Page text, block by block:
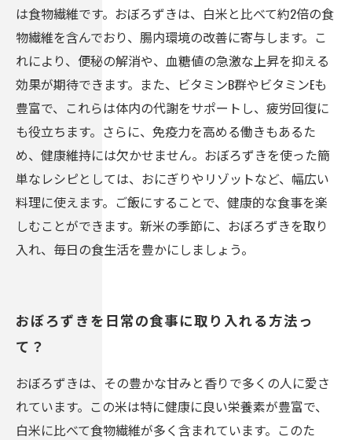
は食物繊維です。おぼろずきは、白米と比べて約2倍の食
物繊維を含んでおり、腸内環境の改善に寄与します。こ
れにより、便秘の解消や、血糖値の急激な上昇を抑える
効果が期待できます。また、ビタミンB群やビタミンEも
豊富で、これらは体内の代謝をサポートし、疲労回復に
も役立ちます。さらに、免疫力を高める働きもあるた
め、健康維持には欠かせません。おぼろずきを使った簡
単なレシピとしては、おにぎりやリゾットなど、幅広い
料理に使えます。ご飯にすることで、健康的な食事を楽
しむことができます。新米の季節に、おぼろずきを取り
入れ、毎日の食生活を豊かにしましょう。
おぼろずきを日常の食事に取り入れる方法っ
て？
おぼろずきは、その豊かな甘みと香りで多くの人に愛さ
れています。この米は特に健康に良い栄養素が豊富で、
白米に比べて食物繊維が多く含まれています。このた